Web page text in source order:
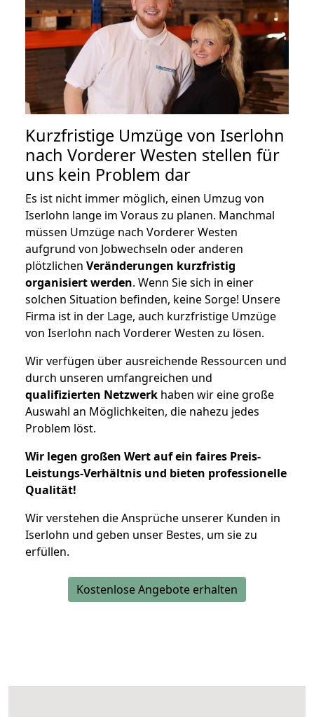
Kurzfristige Umzüge von Iserlohn
nach Vorderer Westen stellen für
uns kein Problem dar
Es ist nicht immer möglich, einen Umzug von
Iserlohn lange im Voraus zu planen. Manchmal
müssen Umzüge nach Vorderer Westen
aufgrund von Jobwechseln oder anderen
plötzlichen Veränderungen kurzfristig
organisiert werden. Wenn Sie sich in einer
solchen Situation befinden, keine Sorge! Unsere
Firma ist in der Lage, auch kurzfristige Umzüge
von Iserlohn nach Vorderer Westen zu lösen.
Wir verfügen über ausreichende Ressourcen und
durch unseren umfangreichen und
qualifizierten Netzwerk haben wir eine große
Auswahl an Möglichkeiten, die nahezu jedes
Problem löst.
Wir legen großen Wert auf ein faires Preis-
Leistungs-Verhältnis und bieten professionelle
Qualität!
Wir verstehen die Ansprüche unserer Kunden in
Iserlohn und geben unser Bestes, um sie zu
erfüllen.
Kostenlose Angebote erhalten